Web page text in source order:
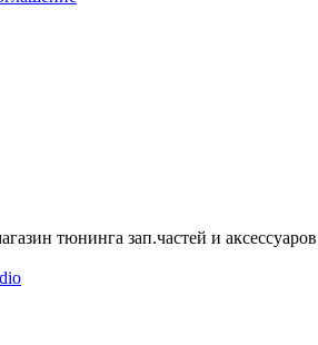
тюнинга зап.частей и